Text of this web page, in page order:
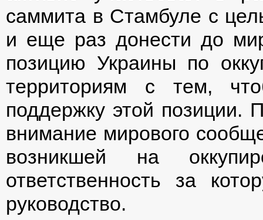
саммита в Стамбуле с
и еще раз донести до
позицию Украины по
территориям с тем,
поддержку этой позиции.
внимание мирового
возникшей на
ответственность за
руководство.